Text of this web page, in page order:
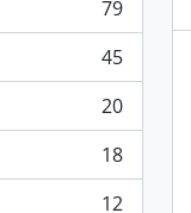
79
45
20
18
12